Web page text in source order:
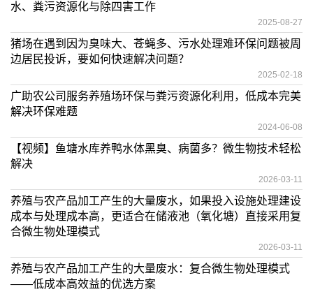
水、粪污资源化与除四害工作
2025-08-27
猪场在遇到因为臭味大、苍蝇多、污水处理难环保问题被周
边居民投诉，要如何快速解决问题？
2025-02-18
广助农公司服务养殖场环保与粪污资源化利用，低成本完美
解决环保难题
2024-06-08
【视频】鱼塘水库养鸭水体黑臭、病菌多？微生物技术轻松
解决
2026-03-11
养殖与农产品加工产生的大量废水，如果投入设施处理建设
成本与处理成本高，更适合在储液池（氧化塘）直接采用复
合微生物处理模式
2026-03-11
养殖与农产品加工产生的大量废水：复合微生物处理模式
——低成本高效益的优选方案